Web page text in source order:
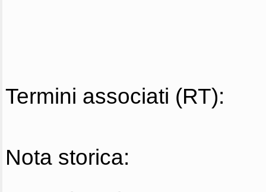
Termini associati (RT):
Nota storica: